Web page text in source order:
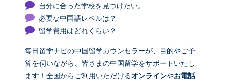
自分に合った学校を見つけたい。
必要な中国語レベルは？
留学費用はどれくらい？
毎日留学ナビの中国留学カウンセラーが、目的やご予
算を伺いながら、皆さまの中国留学をサポートいたし
ます！全国からご利用いただけるオンラインやお電話